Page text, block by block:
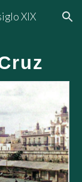
to navigation
XIX